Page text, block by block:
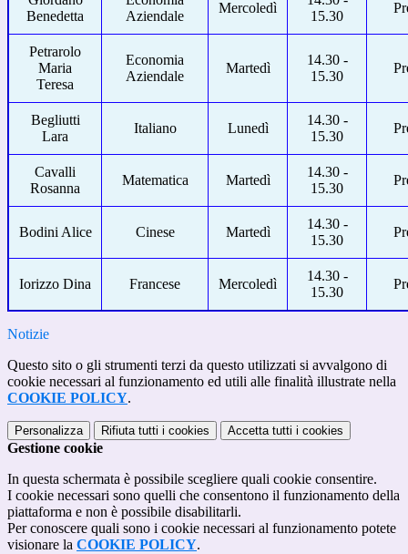
Benedetta
Aziendale
Mercoledì
15.30
Petrarolo
Maria
Teresa
Economia
Aziendale
Martedì
14.30 -
15.30
Begliutti
Lara
Italiano Lunedì
14.30 -
15.30
Cavalli
Rosanna
Matematica Martedì
14.30 -
15.30
Bodini Alice Cinese Martedì
14.30 -
15.30
Iorizzo Dina Francese Mercoledì
14.30 -
15.30
Notizie
Questo sito o gli strumenti terzi da questo utilizzati si avvalgono di
cookie necessari al funzionamento ed utili alle finalità illustrate nella
COOKIE POLICY.
Personalizza Rifiuta tutti i cookies Accetta tutti i cookies
Gestione cookie
In questa schermata è possibile scegliere quali cookie consentire.
I cookie necessari sono quelli che consentono il funzionamento della
piattaforma e non è possibile disabilitarli.
Per conoscere quali sono i cookie necessari al funzionamento potete
visionare la COOKIE POLICY.